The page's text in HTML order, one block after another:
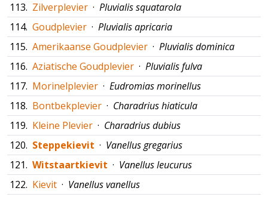
113. Zilverplevier · Pluvialis squatarola
114. Goudplevier · Pluvialis apricaria
115. Amerikaanse Goudplevier · Pluvialis dominica
116. Aziatische Goudplevier · Pluvialis fulva
117. Morinelplevier · Eudromias morinellus
118. Bontbekplevier · Charadrius hiaticula
119. Kleine Plevier · Charadrius dubius
120. Steppekievit · Vanellus gregarius
121. Witstaartkievit · Vanellus leucurus
122. Kievit · Vanellus vanellus